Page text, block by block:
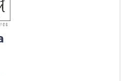
- Portal del